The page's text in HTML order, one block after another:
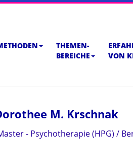
THEMEN-
BEREICHE
VON
M. Krschnak
- Psychotherapie (HPG) /